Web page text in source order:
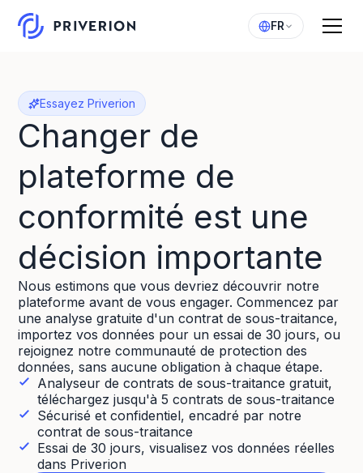
FR
Essayez Priverion
Changer de
plateforme de
conformité est une
décision importante
Nous estimons que vous devriez découvrir notre
plateforme avant de vous engager. Commencez par
une analyse gratuite d'un contrat de sous-traitance,
importez vos données pour un essai de 30 jours, ou
rejoignez notre communauté de protection des
données, sans aucune obligation à chaque étape.
Analyseur de contrats de sous-traitance gratuit,
téléchargez jusqu'à 5 contrats de sous-traitance
Sécurisé et confidentiel, encadré par notre
contrat de sous-traitance
Essai de 30 jours, visualisez vos données réelles
dans Priverion